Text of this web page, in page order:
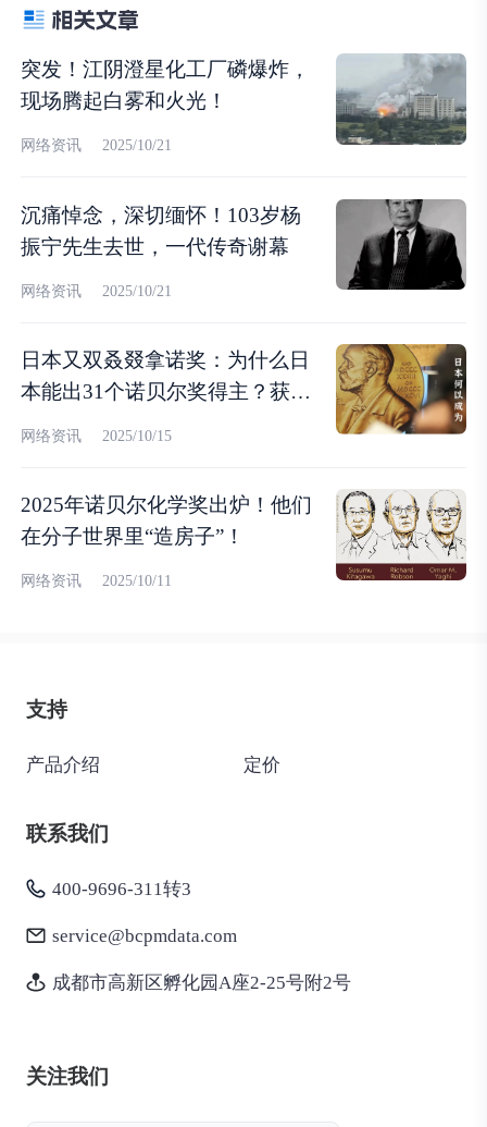
突发！江阴澄星化工厂磷爆炸，
现场腾起白雾和火光！
网络资讯 2025/10/21
沉痛悼念，深切缅怀！103岁杨
振宁先生去世，一代传奇谢幕
网络资讯 2025/10/21
日本又双叒叕拿诺奖：为什么日
本能出31个诺贝尔奖得主？获奖
网络资讯 2025/10/15
2025年诺贝尔化学奖出炉！他们
在分子世界里“造房子”！
网络资讯 2025/10/11
支持
产品介绍 定价
联系我们
400-9696-311转3
service@bcpmdata.com
成都市高新区孵化园A座2-25号附2号
关注我们